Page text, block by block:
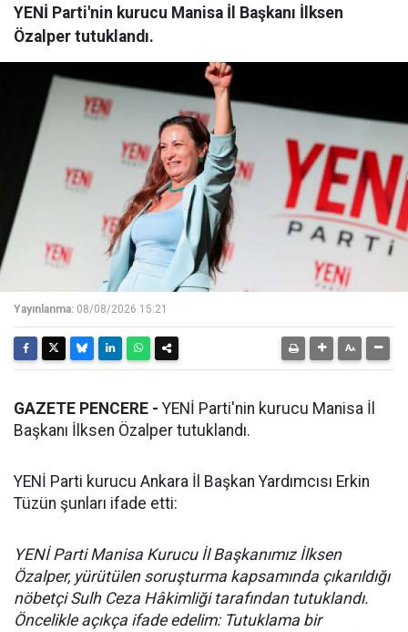
YENİ Parti'nin kurucu Manisa İl Başkanı İlksen
Özalper tutuklandı.
Yayınlanma: 08/08/2026 15:21
GAZETE PENCERE - YENİ Parti'nin kurucu Manisa İl
Başkanı İlksen Özalper tutuklandı.
YENİ Parti kurucu Ankara İl Başkan Yardımcısı Erkin
Tüzün şunları ifade etti:
YENİ Parti Manisa Kurucu İl Başkanımız İlksen
Özalper, yürütülen soruşturma kapsamında çıkarıldığı
nöbetçi Sulh Ceza Hâkimliği tarafından tutuklandı.
Öncelikle açıkça ifade edelim: Tutuklama bir